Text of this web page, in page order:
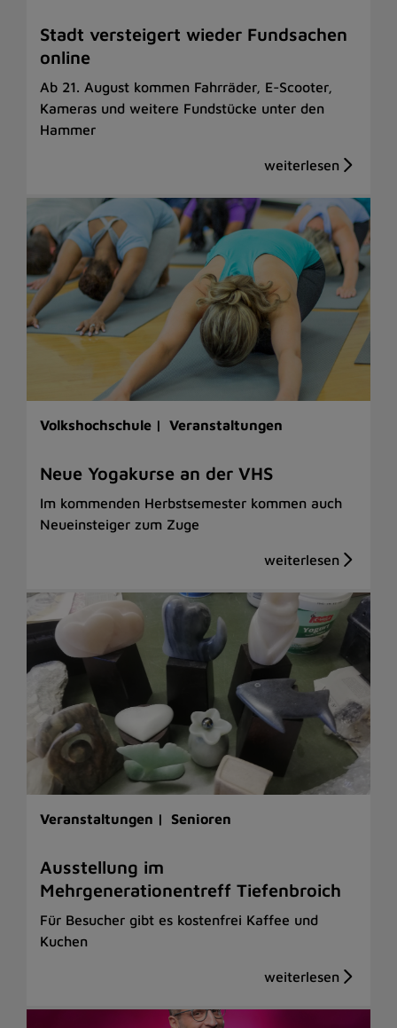
Stadt versteigert wieder Fundsachen
online
Ab 21. August kommen Fahrräder, E-Scooter,
Kameras und weitere Fundstücke unter den
Hammer
Volkshochschule | Veranstaltungen
Neue Yogakurse an der VHS
Im kommenden Herbstsemester kommen auch
Neueinsteiger zum Zuge
Veranstaltungen | Senioren
Ausstellung im
Mehrgenerationentreff Tiefenbroich
Für Besucher gibt es kostenfrei Kaffee und
Kuchen